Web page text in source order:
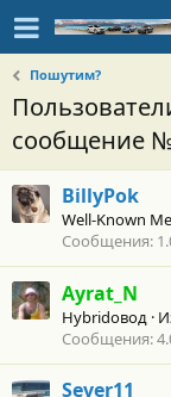
Пошутим?
сообщение
BillyPok
Well-Known
Сообщения
Ayrat_N
Hybridовод ·
Сообщения
Sever11